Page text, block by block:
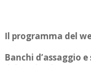
Il programma del
Banchi d’assaggio e